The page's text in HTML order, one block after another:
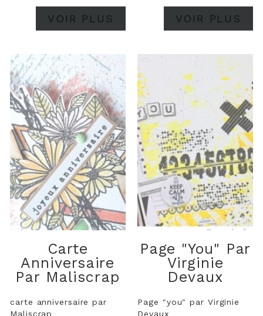
VOIR PLUS VOIR PLUS
Carte
Anniversaire
Par Maliscrap
carte anniversaire par
Maliscrap
Page "you" Par
Virginie
Devaux
Page "you" par Virginie
Devaux